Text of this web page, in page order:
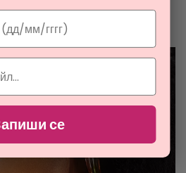
ни тайни съвети за парфюмите и
се